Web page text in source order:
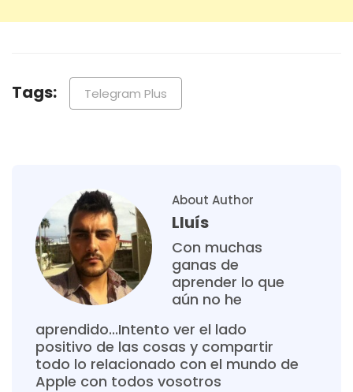
Tags: Telegram Plus
About Author
Lluís
Con muchas
ganas de
aprender lo que
aún no he
aprendido...Intento ver el lado
positivo de las cosas y compartir
todo lo relacionado con el mundo de
Apple con todos vosotros